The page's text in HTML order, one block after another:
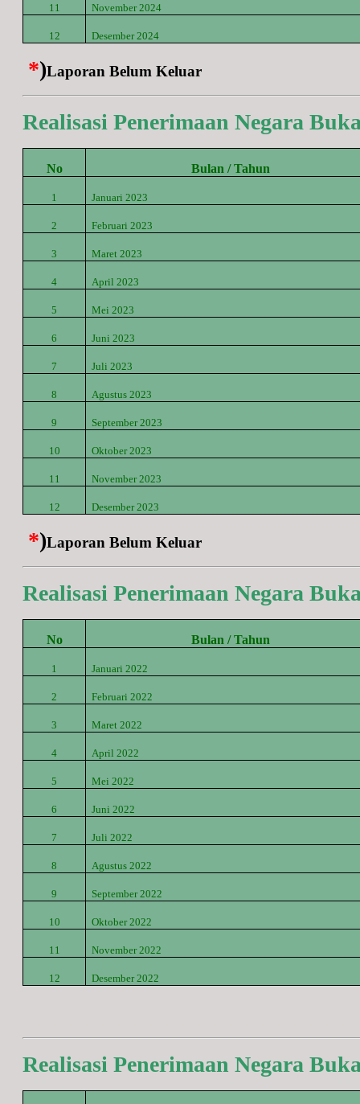
11 November 2024
12 Desember 2024
*)Laporan Belum Keluar
Realisasi Penerimaan Negara
No Bulan / Tahun
1 Januari 2023
2 Februari 2023
3 Maret 2023
4 April 2023
5 Mei 2023
6 Juni 2023
7 Juli 2023
8 Agustus 2023
9 September 2023
10 Oktober 2023
11 November 2023
12 Desember 2023
*)Laporan Belum Keluar
Realisasi Penerimaan Negara
No Bulan / Tahun
1 Januari 2022
2 Februari 2022
3 Maret 2022
4 April 2022
5 Mei 2022
6 Juni 2022
7 Juli 2022
8 Agustus 2022
9 September 2022
10 Oktober 2022
11 November 2022
12 Desember 2022
Realisasi Penerimaan Negara